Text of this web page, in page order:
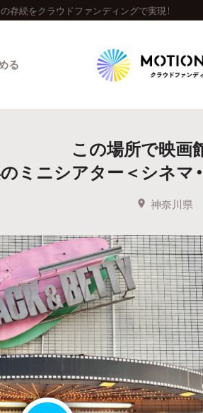
存続をクラウドファンディングで実現！
人気のプロジェクト 新着プロジ
す タグから探す キュレーター
最新達成プロジェクト
る
この場所で映画
ミニシアター＜シネ
神奈川県